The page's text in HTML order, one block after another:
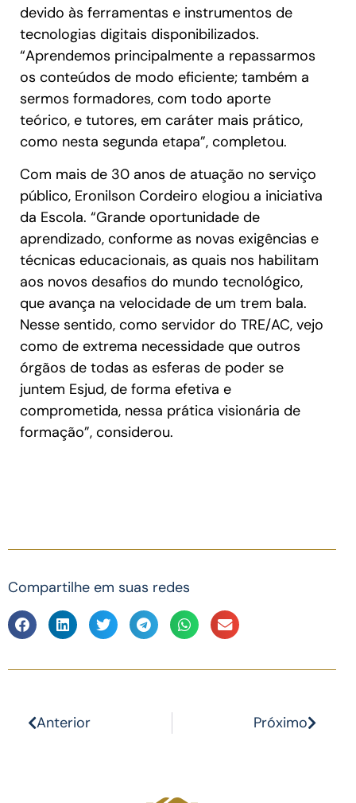
devido às ferramentas e instrumentos de
tecnologias digitais disponibilizados.
“Aprendemos principalmente a repassarmos
os conteúdos de modo eficiente; também a
sermos formadores, com todo aporte
teórico, e tutores, em caráter mais prático,
como nesta segunda etapa”, completou.
Com mais de 30 anos de atuação no serviço
público, Eronilson Cordeiro elogiou a iniciativa
da Escola. “Grande oportunidade de
aprendizado, conforme as novas exigências e
técnicas educacionais, as quais nos habilitam
aos novos desafios do mundo tecnológico,
que avança na velocidade de um trem bala.
Nesse sentido, como servidor do TRE/AC, vejo
como de extrema necessidade que outros
órgãos de todas as esferas de poder se
juntem Esjud, de forma efetiva e
comprometida, nessa prática visionária de
formação”, considerou.
Compartilhe em suas redes
Anterior Próximo